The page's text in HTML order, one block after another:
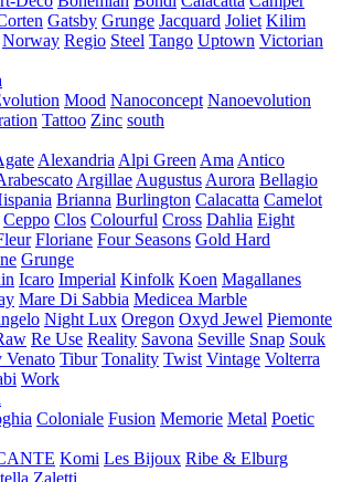
Gatsby Grunge Jacquard Joliet Kilim
Norway Regio Steel Tango Uptown Victorian
Mood Nanoconcept Nanoevolution
Tattoo Zinc south
Alexandria Alpi Green Ama Antico
Argillae Augustus Aurora Bellagio
Brianna Burlington Calacatta Camelot
Ceppo Clos Colourful Cross Dahlia Eight
Floriane Four Seasons Gold Hard
Grunge
Icaro Imperial Kinfolk Koen Magallanes
Mare Di Sabbia Medicea Marble
Night Lux Oregon Oxyd Jewel Piemonte
Re Use Reality Savona Seville Snap Souk
Venato Tibur Tonality Twist Vintage Volterra
Work
Coloniale Fusion Memorie Metal Poetic
Komi Les Bijoux Ribe & Elburg